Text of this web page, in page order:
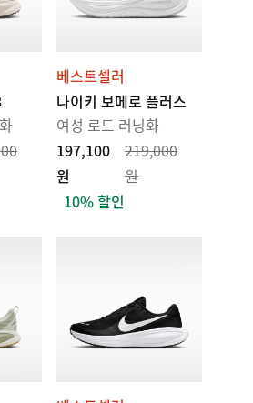
베스트셀러
나이키 보메로 플러스
여성 로드 러닝화
197,100
원
219,000
원
10% 할인